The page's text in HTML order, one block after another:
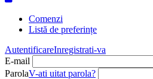
Comenzi
Listă de preferințe
AutentificareInregistrati-va
E-mail
ParolaV-ati uitat parola?